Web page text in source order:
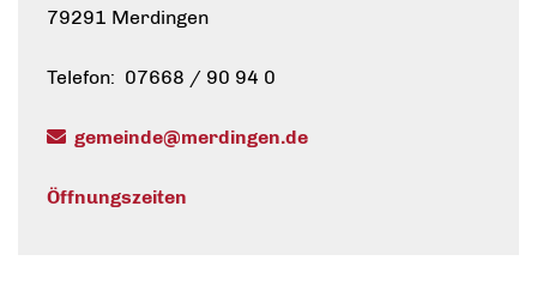
79291 Merdingen
Telefon: 07668 / 90 94 0
gemeinde@merdingen.de
Öffnungszeiten